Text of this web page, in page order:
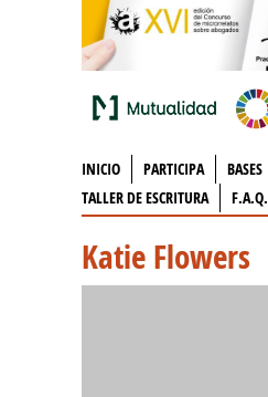
INICIO PARTICIPA BASES
TALLER DE ESCRITURA
F.A.Q.
Katie Flowers